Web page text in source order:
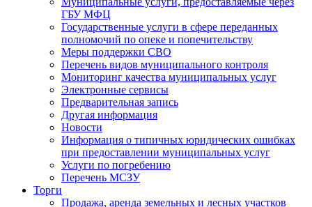
ГБУ МФЦ
Государственные услуги в сфере переданных
полномочий по опеке и попечительству
Меры поддержки СВО
Перечень видов муниципального контроля
Мониторинг качества муниципальных услуг
Электронные сервисы
Предварительная запись
Другая информация
Новости
Информация о типичных юридических ошибках
при предоставлении муниципальных услуг
Услуги по погребению
Перечень МСЗУ
Торги
Продажа, аренда земельных и лесных участков